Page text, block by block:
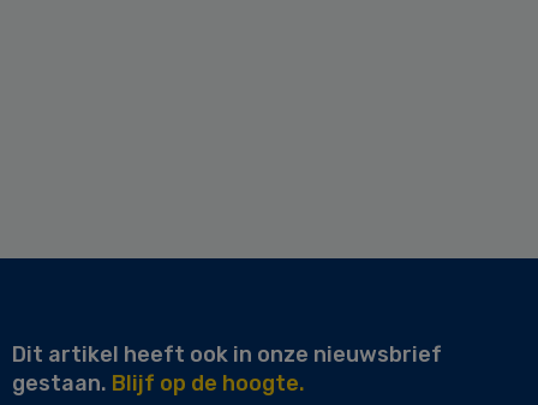
Dit artikel heeft ook in onze nieuwsbrief
gestaan. Blijf op de hoogte.